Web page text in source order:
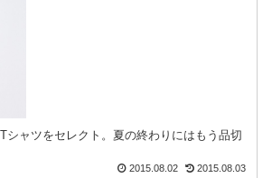
シャツをセレクト。夏の終わりにはもう品切
2015.08.02 2015.08.03